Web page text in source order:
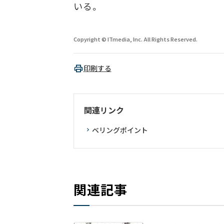
いる。
Copyright © ITmedia, Inc. All Rights Reserved.
印刷する
関連リンク
ベリングポイント
関連記事